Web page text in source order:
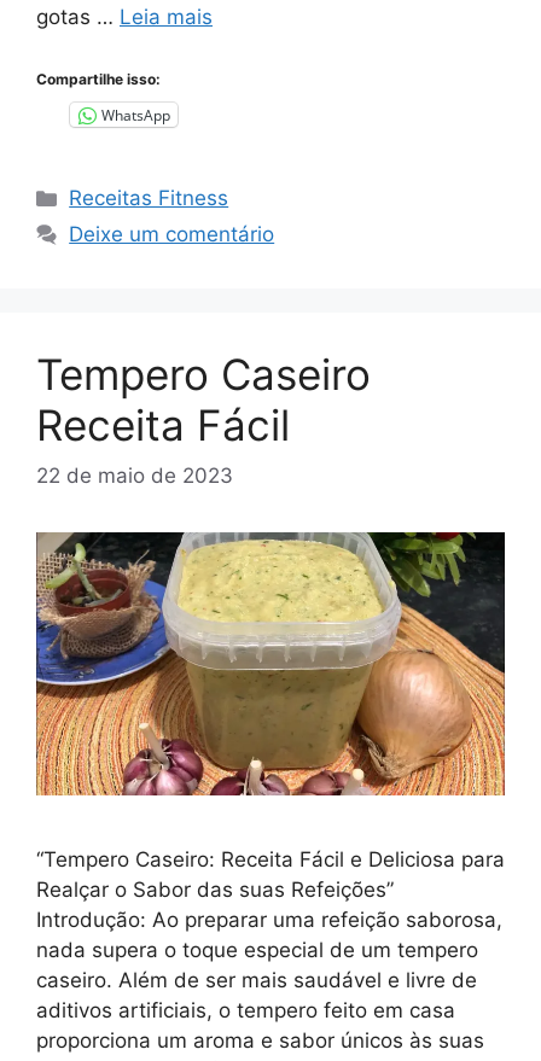
gotas … Leia mais
Compartilhe isso:
WhatsApp
Categorias
Receitas Fitness
Deixe um comentário
Tempero Caseiro
Receita Fácil
22 de maio de 2023
“Tempero Caseiro: Receita Fácil e Deliciosa para
Realçar o Sabor das suas Refeições”
Introdução: Ao preparar uma refeição saborosa,
nada supera o toque especial de um tempero
caseiro. Além de ser mais saudável e livre de
aditivos artificiais, o tempero feito em casa
proporciona um aroma e sabor únicos às suas